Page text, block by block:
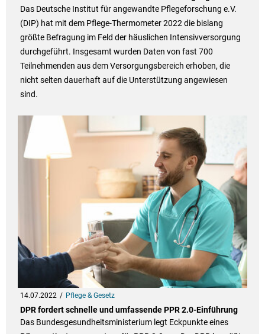
Das Deutsche Institut für angewandte Pflegeforschung e.V.
(DIP) hat mit dem Pflege-Thermometer 2022 die bislang
größte Befragung im Feld der häuslichen Intensivversorgung
durchgeführt. Insgesamt wurden Daten von fast 700
Teilnehmenden aus dem Versorgungsbereich erhoben, die
nicht selten dauerhaft auf die Unterstützung angewiesen
sind.
14.07.2022 Pflege & Gesetz
DPR fordert schnelle und umfassende PPR 2.0-Einführung
Das Bundesgesundheitsministerium legt Eckpunkte eines